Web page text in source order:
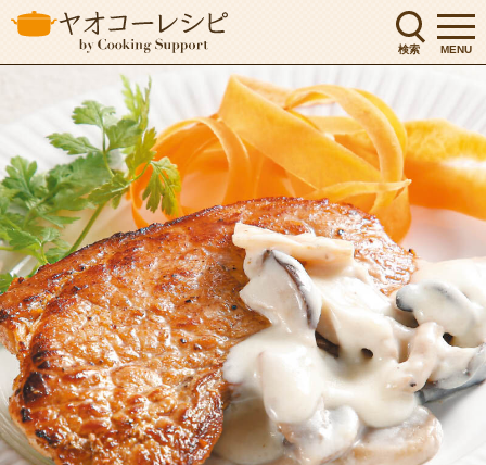
検索 MENU